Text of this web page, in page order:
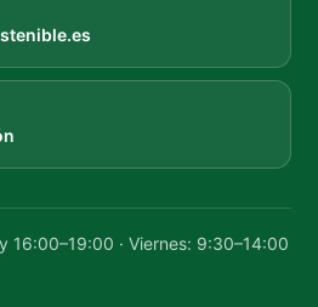
16:00–19:00 · Viernes: 9:30–14:00